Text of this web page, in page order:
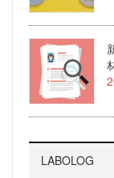
LABOLOG